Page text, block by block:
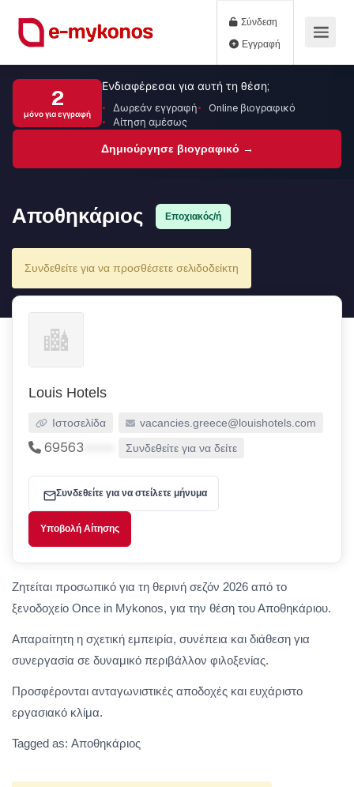
Σύνδεση
2
μόνο για εγγραφή
Ενδιαφέρεσαι για αυτή τη θέση;
Δωρεάν εγγραφή
Online βιογραφικό
Αίτηση αμέσως
Δημιούργησε βιογραφικό →
Αποθηκάριος Εποχιακός/ή
Συνδεθείτε για να προσθέσετε σελιδοδείκτη
Louis Hotels
Ιστοσελίδα vacancies.greece@louishotels.com
69563 Συνδεθείτε για να δείτε
Συνδεθείτε για να στείλετε μήνυμα
Υποβολή Αίτησης
Ζητείται προσωπικό για τη θερινή σεζόν 2026 από το
ξενοδοχείο Once in Mykonos, για την θέση του Αποθηκάριου.
Απαραίτητη η σχετική εμπειρία, συνέπεια και διάθεση για
συνεργασία σε δυναμικό περιβάλλον φιλοξενίας.
Προσφέρονται ανταγωνιστικές αποδοχές και ευχάριστο
εργασιακό κλίμα.
Tagged as: Αποθηκάριος